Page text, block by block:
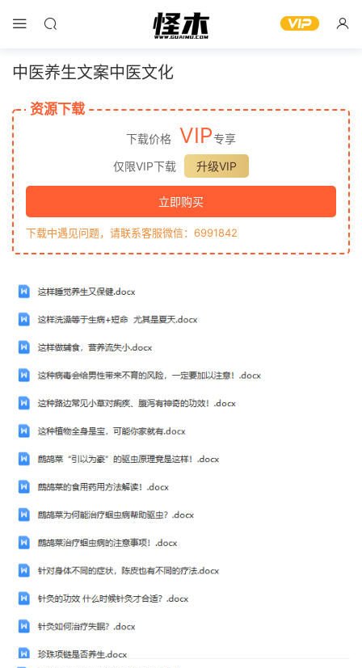
中医养生文案中医文化
资源下载
下载价格 VIP专享
仅限VIP下载
升级VIP
立即购买
下载中遇见问题，请联系客服微信：6991842